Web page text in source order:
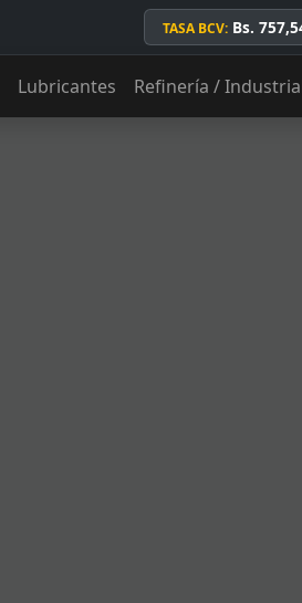
TASA BCV: Bs.
Lubricantes Refinería /